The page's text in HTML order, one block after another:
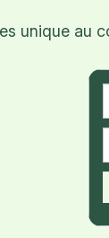
unique au